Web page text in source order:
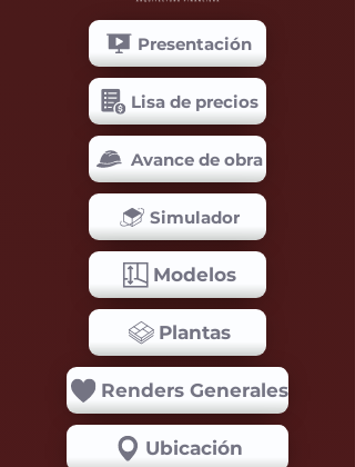
Presentación
Lisa de precios
Avance de obra
Simulador
Modelos
Plantas
Renders Generales
Ubicación